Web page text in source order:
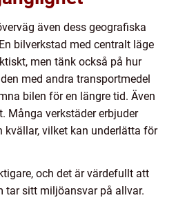
även dess geografiska
bilverkstad med centralt läge
men tänk också på hur
med andra transportmedel
bilen för en längre tid. Även
Många verkstäder erbjuder
kvällar, vilket kan underlätta för
och det är värdefullt att
tar sitt miljöansvar på allvar.